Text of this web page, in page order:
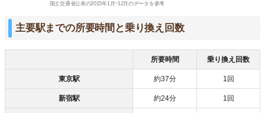
国土交通省公表の2015年1月~12月のデータを参考
主要駅までの所要時間と乗り換え回数
所要時間 乗り換え回数
東京駅 約37分 1回
新宿駅 約24分 1回